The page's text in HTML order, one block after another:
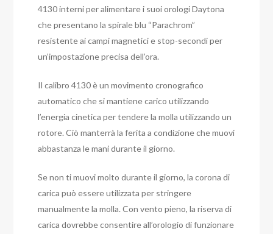
4130 interni per alimentare i suoi orologi Daytona
che presentano la spirale blu “Parachrom”
resistente ai campi magnetici e stop-secondi per
un’impostazione precisa dell’ora.
Il calibro 4130 è un movimento cronografico
automatico che si mantiene carico utilizzando
l’energia cinetica per tendere la molla utilizzando un
rotore. Ciò manterrà la ferita a condizione che muovi
abbastanza le mani durante il giorno.
Se non ti muovi molto durante il giorno, la corona di
carica può essere utilizzata per stringere
manualmente la molla. Con vento pieno, la riserva di
carica dovrebbe consentire all’orologio di funzionare